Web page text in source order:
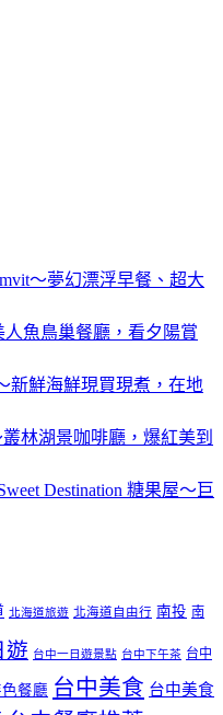
～夢幻漂浮早餐、超大
人魚鳥巢餐廳，看夕陽賞
新鮮海鮮現買現煮，在地
林湖景咖啡廳，爆紅美到
Destination 糖果屋～巨
北海道旅遊 北海道自由行 南投 南
遊 台中一日遊景點 台中下午茶 台中
餐廳 台中美食 台中美食